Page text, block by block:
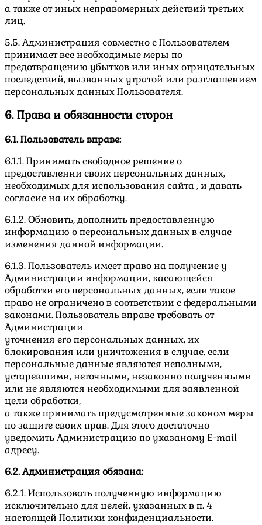
Лечение
Стоимость
Фото
Видео
Врачи
Контакты
а также от иных неправомерных действий третьих
лиц.
5.5. Администрация совместно с Пользователем
принимает все необходимые меры по
предотвращению убытков или иных отрицательных
последствий, вызванных утратой или разглашением
персональных данных Пользователя.
6. Права и обязанности сторон
6.1. Пользователь вправе:
6.1.1. Принимать свободное решение о
предоставлении своих персональных данных,
необходимых для использования сайта , и давать
согласие на их обработку.
6.1.2. Обновить, дополнить предоставленную
информацию о персональных данных в случае
изменения данной информации.
6.1.3. Пользователь имеет право на получение у
Администрации информации, касающейся
обработки его персональных данных, если такое
право не ограничено в соответствии с федеральными
законами. Пользователь вправе требовать от
Администрации
уточнения его персональных данных, их
блокирования или уничтожения в случае, если
персональные данные являются неполными,
устаревшими, неточными, незаконно полученными
или не являются необходимыми для заявленной
цели обработки,
а также принимать предусмотренные законом меры
по защите своих прав. Для этого достаточно
уведомить Администрацию по указаному E-mail
адресу.
6.2. Администрация обязана:
6.2.1. Использовать полученную информацию
исключительно для целей, указанных в п. 4
настоящей Политики конфиденциальности.